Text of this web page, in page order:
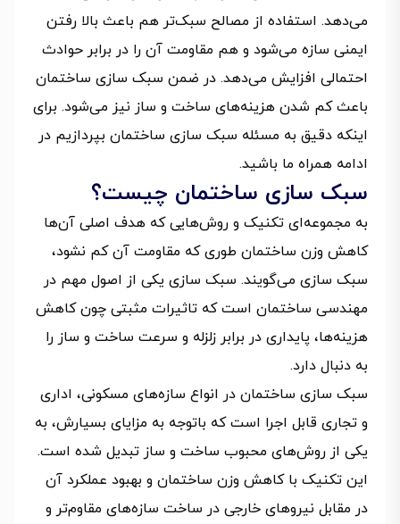
می‌دهد. استفاده از مصالح سبک‌تر هم باعث بالا رفتن
ایمنی سازه می‌شود و هم مقاومت آن را در برابر حوادث
احتمالی افزایش می‌دهد. در ضمن سبک‌ سازی ساختمان
باعث کم شدن هزینه‌های ساخت و ساز نیز می‌شود. برای
اینکه دقیق به مسئله سبک سازی ساختمان بپردازیم در
ادامه همراه ما باشید.
سبک سازی ساختمان چیست؟
به مجموعه‌ای تکنیک و روش‌هایی که هدف اصلی آن‌ها
کاهش وزن ساختمان طوری که مقاومت آن کم نشود،
سبک سازی می‌گویند. سبک سازی یکی از اصول مهم در
مهندسی ساختمان است که تاثیرات مثبتی چون کاهش
هزینه‌ها، پایداری در برابر زلزله و سرعت ساخت و ساز را
به دنبال دارد.
سبک سازی ساختمان در انواع سازه‌های مسکونی، اداری
و تجاری قابل اجرا است که باتوجه به مزایای بسیارش، به
یکی از روش‌های محبوب ساخت و ساز تبدیل شده است.
این تکنیک با کاهش وزن ساختمان و بهبود عملکرد آن
در مقابل نیروهای خارجی در ساخت سازه‌های مقاوم‌تر و